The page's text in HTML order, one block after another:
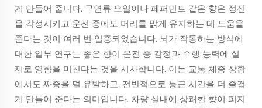
게 만들어 줍니다. 구연류 오일이나 페퍼민트 같은 향은 정신
을 각성시키고 운전 중에도 머리를 맑게 유지하는 데 도움을
준다는 것이 여러 번 입증되었습니다. 뇌가 작동하는 방식에
대한 일부 연구는 좋은 향이 운전 중 감정과 수행 능력에 실
제로 영향을 미친다는 것을 시사합니다. 이는 교통 체증 상황
에서도 짜증을 덜 유발하고, 전반적으로 통근 시간을 더 즐겁
게 만들어 준다는 의미입니다. 차량 실내에 상쾌한 향이 퍼지